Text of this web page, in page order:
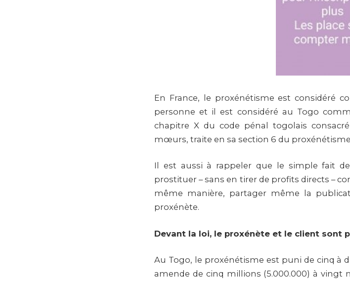
En France, le proxénétisme est considéré
personne et il est considéré au Togo
chapitre X du code pénal togolais
mœurs, traite en sa section 6 du
Il est aussi à rappeler que le simple fait
prostituer – sans en tirer de profits directs –
même manière, partager même la
proxénète.
Devant la loi, le proxénète et le client sont
Au Togo, le proxénétisme est puni de cinq à
amende de cinq millions (5.000.000) à vingt